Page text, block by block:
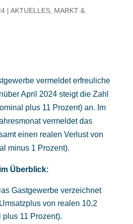
| AKTUELLES, MARKT &
vermeldet erfreuliche
April 2024 steigt die Zahl
plus 11 Prozent) an. Im
vermeldet das
einen realen Verlust von
minus 1 Prozent).
Überblick:
Gastgewerbe verzeichnet
von realen 10,2
plus 11 Prozent).